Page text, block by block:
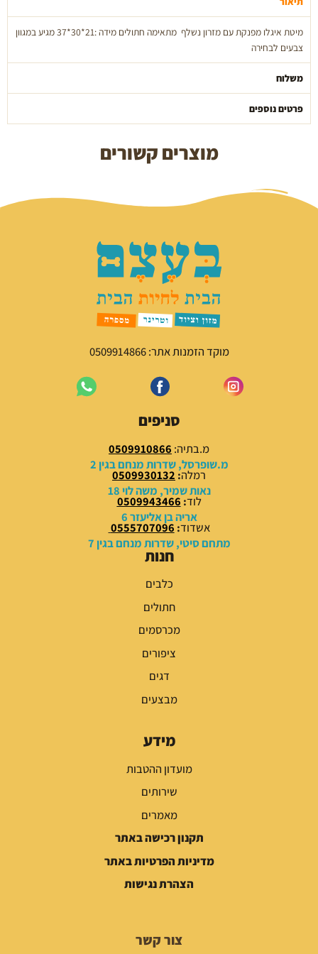
vets
מיטת איגלו מפנקת עם מזרון נשלף מתאימה חתולים מידה :21*30*37 מגיע במגוון
צבעים לבחירה
משלוח
פרטים נוספים
מוצרים קשורים
מוקד הזמנות אתר: 0509914866
סניפים
מ.בתיה: 0509910866
מ.שופרסל, שדרות מנחם בגין 2
רמלה:
0509930132
נאות שמיר, משה לוי 18
לוד:
0509943466
אריה בן אליעזר 6
אשדוד:
0555707096
מתחם סיטי, שדרות מנחם בגין 7
חנות
כלבים
חתולים
מכרסמים
ציפורים
דגים
מבצעים
מידע
מועדון ההטבות
שירותים
מאמרים
תקנון רכישה באתר
מדיניות הפרטיות באתר
הצהרת נגישות
צור קשר